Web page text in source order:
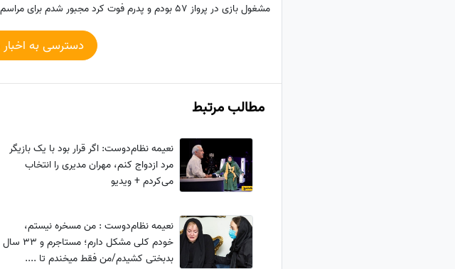
مشغول بازی در پرواز 57 بودم و پدرم فوت کرد مجبور شدم برای مراسم پدرم پول قرض بگیرم.
دسترسی به
مطالب مرتبط
نعیمه نظام‌دوست: اگر قرار بود با یک بازیگر
مرد ازدواج کنم، مهران مدیری را انتخاب
می‌کردم + ویدیو
نعیمه نظام‌دوست : من مسخره نیستم،
خودم کلی مشکل دارم؛ مستاجرم و 33 سال
بدبختی کشیدم/من فقط میخندم تا ....